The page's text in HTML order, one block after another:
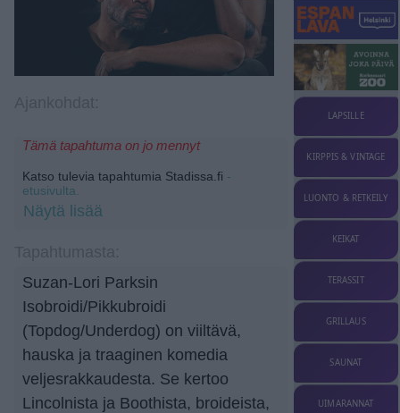
Tämä tapahtuma on jo mennyt
Katso tulevia tapahtumia Stadissa.fi -
etusivulta.
Näytä lisää
Suzan-Lori Parksin
Isobroidi/Pikkubroidi
(Topdog/Underdog) on viiltävä,
hauska ja traaginen komedia
veljesrakkaudesta. Se kertoo
Lincolnista ja Boothista, broideista,
LAPSILLE
KIRPPIS & VINTAGE
LUONTO & RETKEILY
KEIKAT
TERASSIT
GRILLAUS
SAUNAT
UIMARANNAT